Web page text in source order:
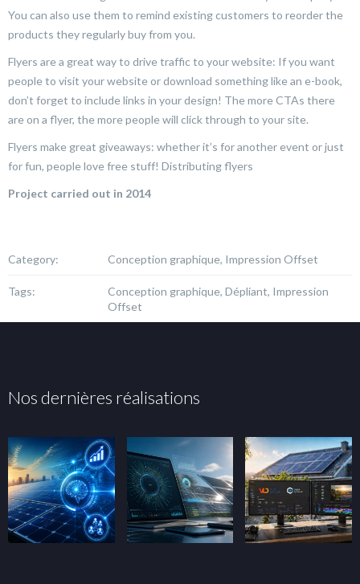
You can also use them to remind existing customers to reorder the
products they regularly buy from you.
Flyers are a great way to drive traffic to your website: If you want
people to visit your website or download something like an e-book,
don’t forget to include links in your design! The more CTAs there
are on a flyer, the more people will click through to your site.
Flyers make great giveaways: whether it’s for another event or just
for fun, people love free stuff! Distributing flyers
Project carried out in 2014
Category: Conception graphique, Impression Offset
Tags:
Conception graphique, Dépliant, Impression
Offset
Nos dernières réalisations